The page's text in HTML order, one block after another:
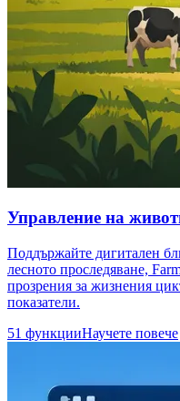
Управление на
Поддържайте дигитален
лесното проследяване,
прозрения за жизнения
показатели.
51 функцииНаучете повече